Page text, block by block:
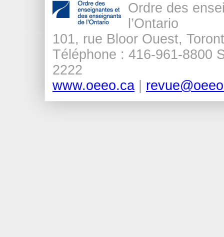
Ordre des
l’Ontario
101, rue Bloor Ouest,
Téléphone : 416-961-8800
2222
www.oeeo.ca